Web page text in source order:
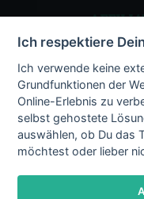
Ich respektiere
Ich verwende keine
Grundfunktionen der
Online-Erlebnis zu
selbst gehostete
auswählen, ob Du das
möchtest oder lieber